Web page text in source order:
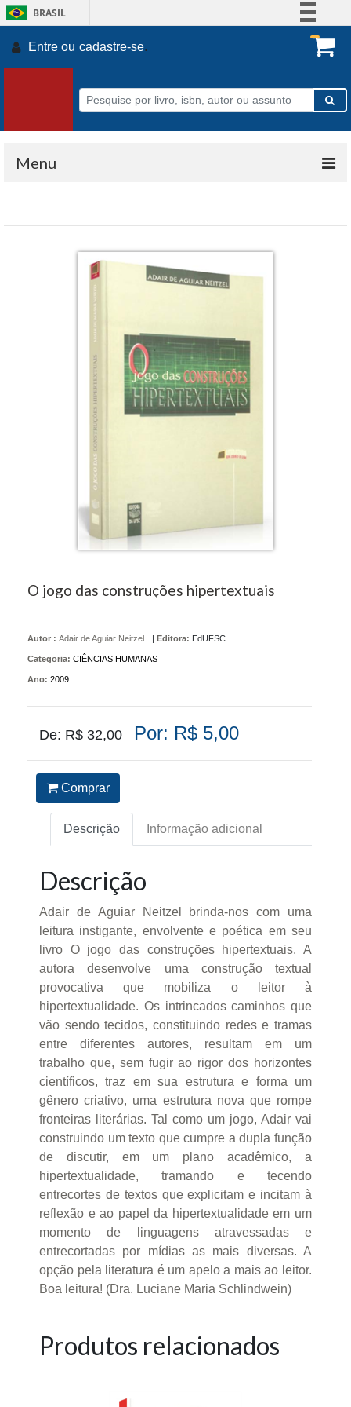
BRASIL
Participe
Acesso à informação
Legislação
Entre ou cadastre-se.
Menu
O jogo das construções hipertextuais
Autor : Adair de Aguiar Neitzel Editora: EdUFSC
Categoria: CIÊNCIAS HUMANAS
Ano: 2009
De: R$ 32,00 Por: R$ 5,00
Comprar
Descrição Informação adicional
Descrição
Adair de Aguiar Neitzel brinda-nos com uma
leitura instigante, envolvente e poética em seu
livro O jogo das construções hipertextuais. A
autora desenvolve uma construção textual
provocativa que mobiliza o leitor à
hipertextualidade. Os intrincados caminhos que
vão sendo tecidos, constituindo redes e tramas
entre diferentes autores, resultam em um
trabalho que, sem fugir ao rigor dos horizontes
científicos, traz em sua estrutura e forma um
gênero criativo, uma estrutura nova que rompe
fronteiras literárias. Tal como um jogo, Adair vai
construindo um texto que cumpre a dupla função
de discutir, em um plano acadêmico, a
hipertextualidade, tramando e tecendo
entrecortes de textos que explicitam e incitam à
reflexão e ao papel da hipertextualidade em um
momento de linguagens atravessadas e
entrecortadas por mídias as mais diversas. A
opção pela literatura é um apelo a mais ao leitor.
Boa leitura! (Dra. Luciane Maria Schlindwein)
Produtos relacionados